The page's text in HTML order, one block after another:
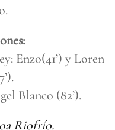
Enzo(41’) y Loren
Blanco (82’).
Riofrío.